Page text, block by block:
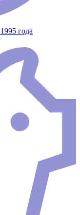
года